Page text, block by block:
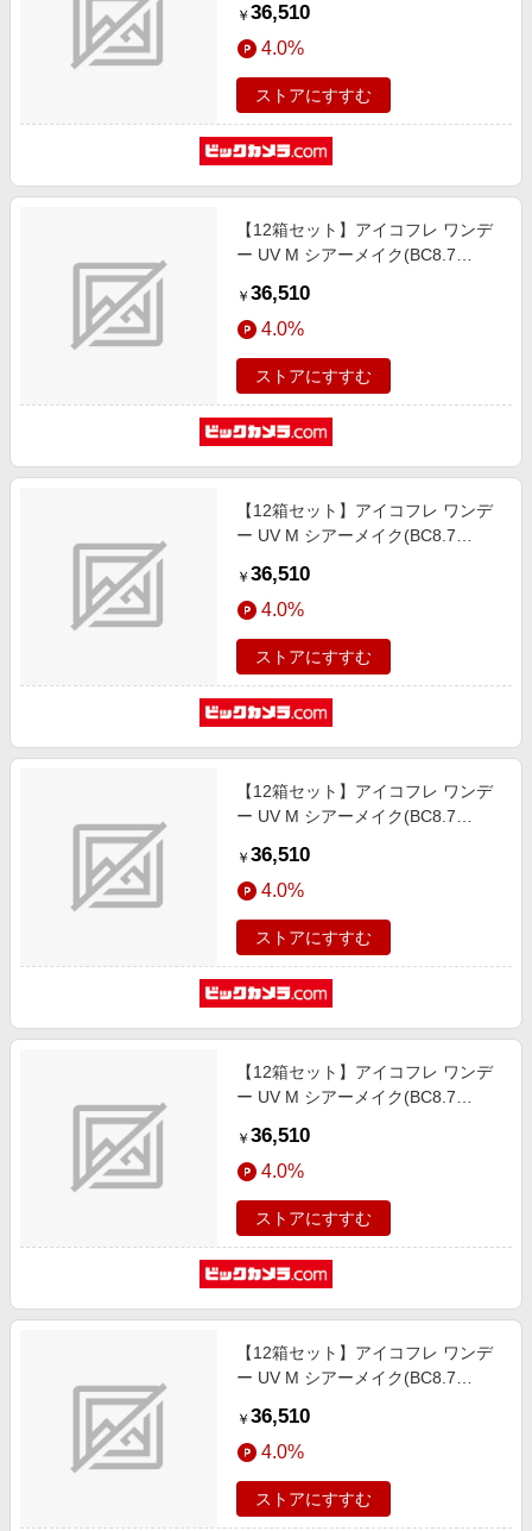
￥ 36,510
4.0%
ストアにすすむ
【12箱セット】アイコフレ ワンデ
ー UV M シアーメイク(BC8.7
￥ 36,510
4.0%
ストアにすすむ
【12箱セット】アイコフレ ワンデ
ー UV M シアーメイク(BC8.7
￥ 36,510
4.0%
ストアにすすむ
【12箱セット】アイコフレ ワンデ
ー UV M シアーメイク(BC8.7
￥ 36,510
4.0%
ストアにすすむ
【12箱セット】アイコフレ ワンデ
ー UV M シアーメイク(BC8.7
￥ 36,510
4.0%
ストアにすすむ
【12箱セット】アイコフレ ワンデ
ー UV M シアーメイク(BC8.7
￥ 36,510
4.0%
ストアにすすむ